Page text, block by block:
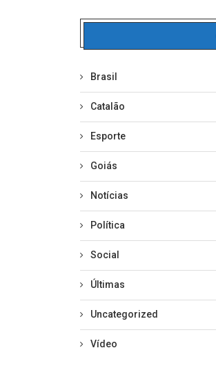
Brasil
Catalão
Esporte
Goiás
Notícias
Política
Social
Últimas
Uncategorized
Vídeo